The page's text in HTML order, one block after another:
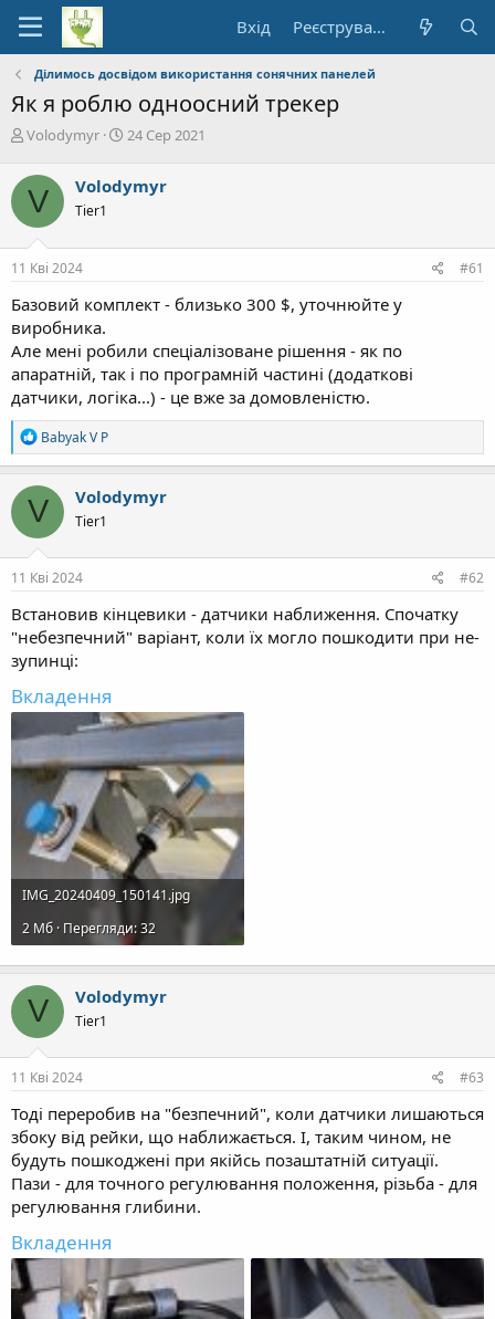
Вхід Реєстрування
Ділимось досвідом використання сонячних панелей
Як я роблю одноосний трекер
А
т
о
т
е
м
Volodymyr
Д
а
ч
к
24 Сер 2021
V Volodymyr
Tier1
11 Кві 2024 #61
Базовий комплект - близько 300 $, уточнюйте у
виробника.
Але мені робили спеціалізоване рішення - як по
апаратній, так і по програмній частині (додаткові
датчики, логіка...) - це вже за домовленістю.
Р
е
а
к
ц
і
ї
:
Babyak V P
V Volodymyr
Tier1
11 Кві 2024 #62
Встановив кінцевики - датчики наближення. Спочатку
"небезпечний" варіант, коли їх могло пошкодити при не-
зупинці:
Вкладення
IMG_20240409_150141.jpg
2 Mб · Перегляди: 32
V Volodymyr
Tier1
11 Кві 2024 #63
Тоді переробив на "безпечний", коли датчики лишаються
збоку від рейки, що наближається. І, таким чином, не
будуть пошкоджені при якійсь позаштатній ситуації.
Пази - для точного регулювання положення, різьба - для
регулювання глибини.
Вкладення